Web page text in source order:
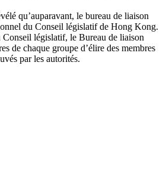
qu’auparavant, le bureau de liaison
du Conseil législatif de Hong Kong.
législatif, le Bureau de liaison
de chaque groupe d’élire des membres
par les autorités.